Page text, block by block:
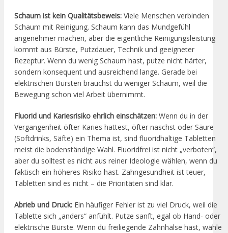
Schaum ist kein Qualitätsbeweis: Viele Menschen verbinden
Schaum mit Reinigung. Schaum kann das Mundgefühl
angenehmer machen, aber die eigentliche Reinigungsleistung
kommt aus Bürste, Putzdauer, Technik und geeigneter
Rezeptur. Wenn du wenig Schaum hast, putze nicht härter,
sondern konsequent und ausreichend lange. Gerade bei
elektrischen Bürsten brauchst du weniger Schaum, weil die
Bewegung schon viel Arbeit übernimmt.
Fluorid und Kariesrisiko ehrlich einschätzen: Wenn du in der
Vergangenheit öfter Karies hattest, öfter naschst oder Säure
(Softdrinks, Säfte) ein Thema ist, sind fluoridhaltige Tabletten
meist die bodenständige Wahl. Fluoridfrei ist nicht „verboten“,
aber du solltest es nicht aus reiner Ideologie wählen, wenn du
faktisch ein höheres Risiko hast. Zahngesundheit ist teuer,
Tabletten sind es nicht – die Prioritäten sind klar.
Abrieb und Druck: Ein häufiger Fehler ist zu viel Druck, weil die
Tablette sich „anders“ anfühlt. Putze sanft, egal ob Hand- oder
elektrische Bürste. Wenn du freiliegende Zahnhälse hast, wähle